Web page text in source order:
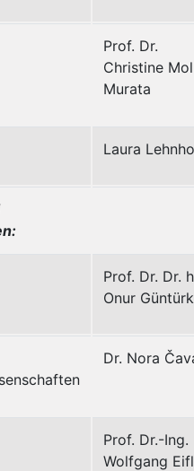
Prof. Dr.
Christine
Murata
Laura
Prof. Dr. Dr.
Onur
Dr. Nora
Prof. Dr.-Ing.
Wolfgang